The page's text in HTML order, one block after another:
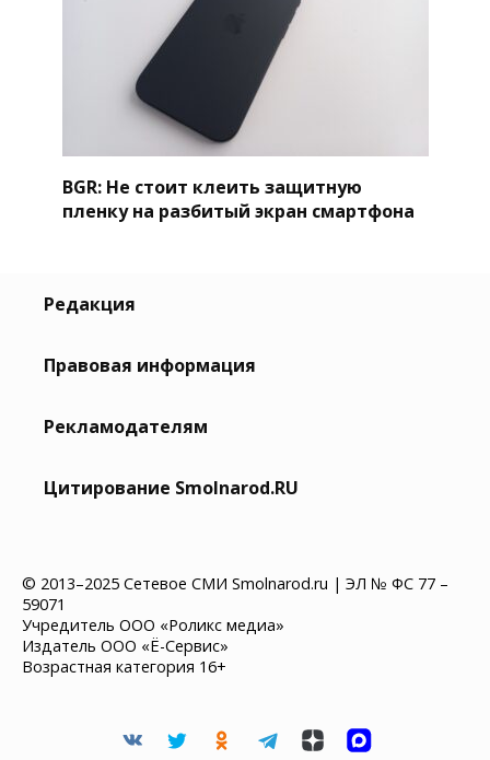
BGR: Не стоит клеить защитную
пленку на разбитый экран смартфона
Редакция
Правовая информация
Рекламодателям
Цитирование Smolnarod.RU
© 2013–2025 Сетевое СМИ Smolnarod.ru | ЭЛ № ФС 77 –
59071
Учредитель ООО «Роликс медиа»
Издатель ООО «Ё-Сервис»
Возрастная категория 16+